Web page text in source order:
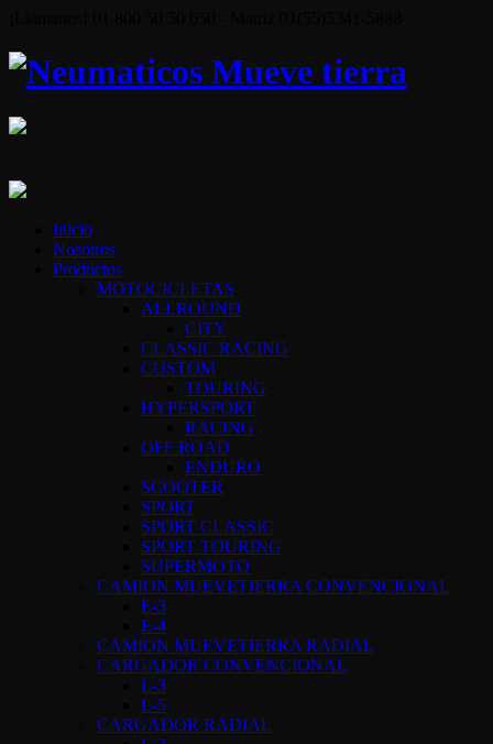
Inicio
Nosotros
Productos
MOTOCICLETAS
ALLROUND
CITY
CLASSIC RACING
CUSTOM
TOURING
HYPERSPORT
RACING
OFF ROAD
ENDURO
SCOOTER
SPORT
SPORT CLASSIC
SPORT TOURING
SUPERMOTO
CAMION MUEVETIERRA CONVENCIONAL
E-3
E-4
CAMION MUEVETIERRA RADIAL
CARGADOR CONVENCIONAL
L-3
L-5
CARGADOR RADIAL